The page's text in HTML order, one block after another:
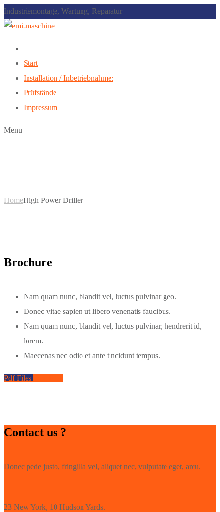
Industriemontage, Wartung, Reparatur
Start
Installation / Inbetriebnahme:
Prüfstände
Impressum
Menu
HomeHigh Power Driller
Brochure
Nam quam nunc, blandit vel, luctus pulvinar geo.
Donec vitae sapien ut libero venenatis faucibus.
Nam quam nunc, blandit vel, luctus pulvinar, hendrerit id,
lorem.
Maecenas nec odio et ante tincidunt tempus.
Pdf Files
Contact us ?
Donec pede justo, fringilla vel, aliquet nec, vulputate eget, arcu.
23 New York, 10 Hudson Yards.